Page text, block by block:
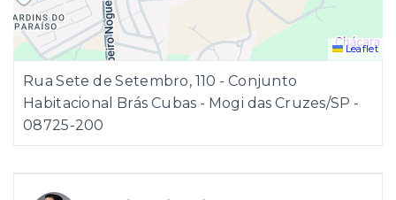
Leaflet
Rua Sete de Setembro, 110 - Conjunto
Habitacional Brás Cubas - Mogi das Cruzes/SP -
08725-200